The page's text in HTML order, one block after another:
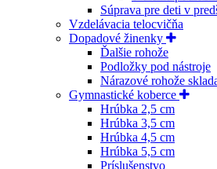
Súprava pre deti v
Vzdelávacia telocvičňa
Dopadové žinenky
Ďalšie rohože
Podložky pod nástroje
Nárazové rohože
Gymnastické koberce
Hrúbka 2,5 cm
Hrúbka 3,5 cm
Hrúbka 4,5 cm
Hrúbka 5,5 cm
Príslušenstvo